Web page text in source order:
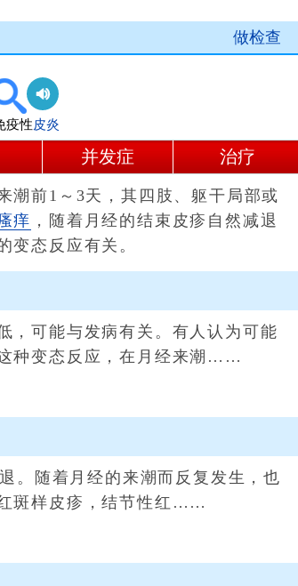
做检查
疫性皮炎
并发症 治疗
前1～3天，其四肢、躯干局部或
痒 ，随着月经的结束皮疹自然减退
变态反应有关。
可能与发病有关。有人认为可能
种变态反应，在月经来潮……
随着月经的来潮而反复发生，也
斑样皮疹，结节性红……